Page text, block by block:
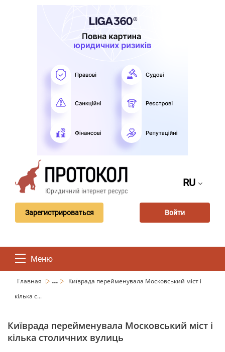
RU
Зарегистрироваться Войти
Меню
Главная ...
Київрада перейменувала Московський міст і
кілька с...
Київрада перейменувала Московський міст і
кілька столичних вулиць